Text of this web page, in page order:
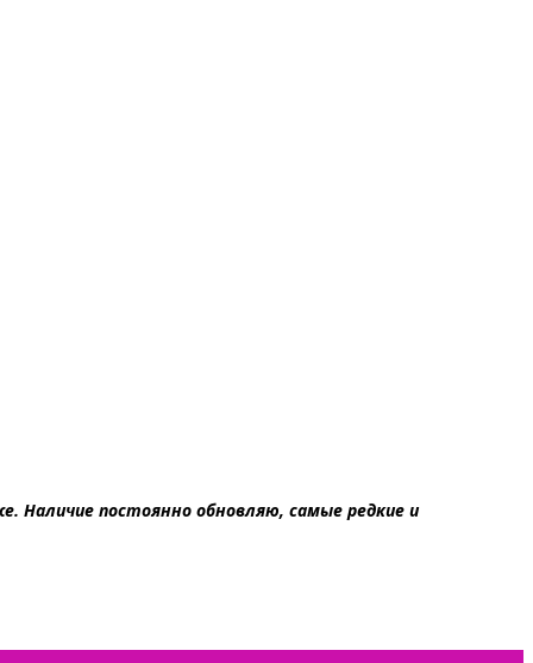
постоянно обновляю, самые редкие и